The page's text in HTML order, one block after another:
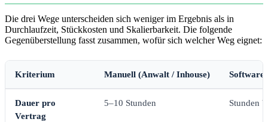
Die drei Wege unterscheiden sich weniger im Ergebnis als in
Durchlaufzeit, Stückkosten und Skalierbarkeit. Die folgende
Gegenüberstellung fasst zusammen, wofür sich welcher Weg eignet:
Kriterium Manuell (Anwalt / Inhouse)
Dauer pro
Vertrag
5–10 Stunden Stunden